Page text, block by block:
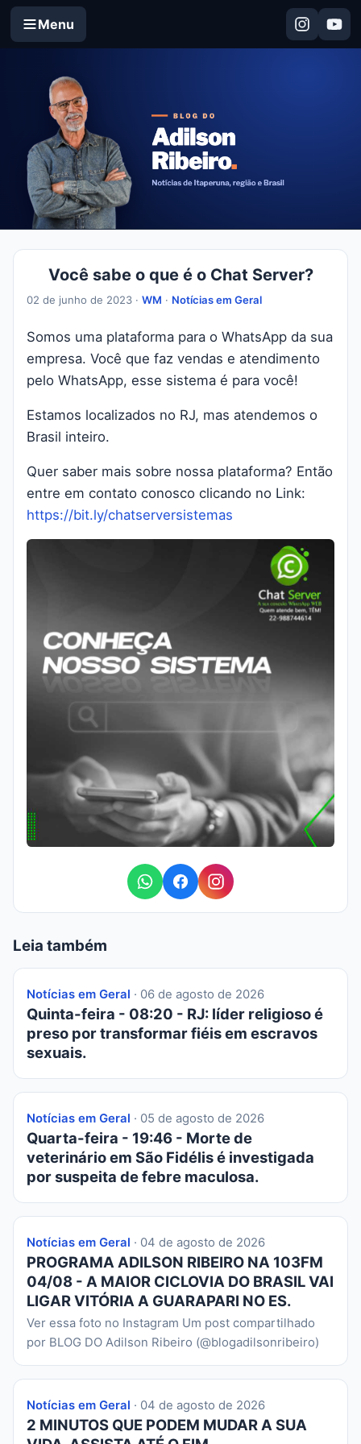
Menu
Você sabe o que é o Chat Server?
02 de junho de 2023 · WM · Notícias em Geral
Somos uma plataforma para o WhatsApp da sua
empresa. Você que faz vendas e atendimento
pelo WhatsApp, esse sistema é para você!
Estamos localizados no RJ, mas atendemos o
Brasil inteiro.
Quer saber mais sobre nossa plataforma? Então
entre em contato conosco clicando no Link:
https://bit.ly/chatserversistemas
Leia também
Notícias em Geral · 06 de agosto de 2026
Quinta-feira - 08:20 - RJ: líder religioso é
preso por transformar fiéis em escravos
sexuais.
Notícias em Geral · 05 de agosto de 2026
Quarta-feira - 19:46 - Morte de
veterinário em São Fidélis é investigada
por suspeita de febre maculosa.
Notícias em Geral · 04 de agosto de 2026
PROGRAMA ADILSON RIBEIRO NA 103FM
04/08 - A MAIOR CICLOVIA DO BRASIL VAI
LIGAR VITÓRIA A GUARAPARI NO ES.
Ver essa foto no Instagram Um post compartilhado
por BLOG DO Adilson Ribeiro (@blogadilsonribeiro)
Notícias em Geral · 04 de agosto de 2026
2 MINUTOS QUE PODEM MUDAR A SUA